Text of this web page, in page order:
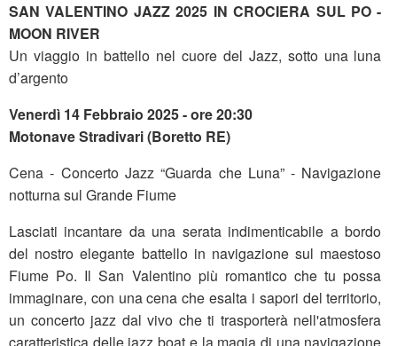
SAN VALENTINO JAZZ 2025 IN CROCIERA SUL PO -
MOON RIVER
Un viaggio in battello nel cuore del Jazz, sotto una luna
d’argento
Venerdì 14 Febbraio 2025 - ore 20:30
Motonave Stradivari (Boretto RE)
Cena - Concerto Jazz “Guarda che Luna” - Navigazione
notturna sul Grande Fiume
Lasciati incantare da una serata indimenticabile a bordo
del nostro elegante battello in navigazione sul maestoso
Fiume Po. Il San Valentino più romantico che tu possa
immaginare, con una cena che esalta i sapori del territorio,
un concerto jazz dal vivo che ti trasporterà nell'atmosfera